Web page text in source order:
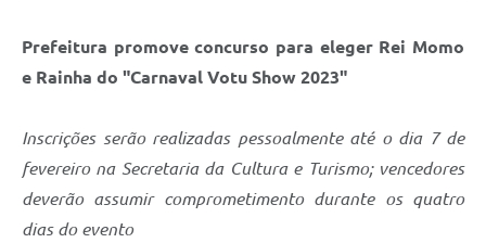
Telefones Úteis
Agenda
Contato
Prefeitura promove concurso para eleger Rei Momo
e Rainha do "Carnaval Votu Show 2023"
Inscrições serão realizadas pessoalmente até o dia 7 de
fevereiro na Secretaria da Cultura e Turismo; vencedores
deverão assumir comprometimento durante os quatro
dias do evento